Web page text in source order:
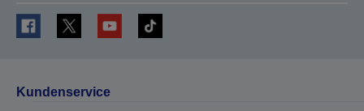
Kundenservice